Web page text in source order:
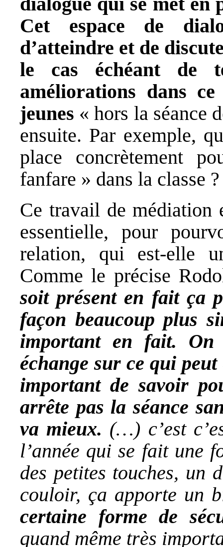
Cet espace de
d’atteindre et de
le cas échéant de
améliorations dans
jeunes « hors la séance
ensuite. Par exemple,
place concrètement
fanfare » dans la classe ?
Ce travail de médiation
essentielle, pour
relation, qui est-elle
Comme le précise
soit présent en fait ça
façon beaucoup plus
important en fait.
échange sur ce qui
important de savoir
arrête pas la séance
va mieux. (…) c’est
l’année qui se fait une
des petites touches, un
couloir, ça apporte un
certaine forme de
quand même très